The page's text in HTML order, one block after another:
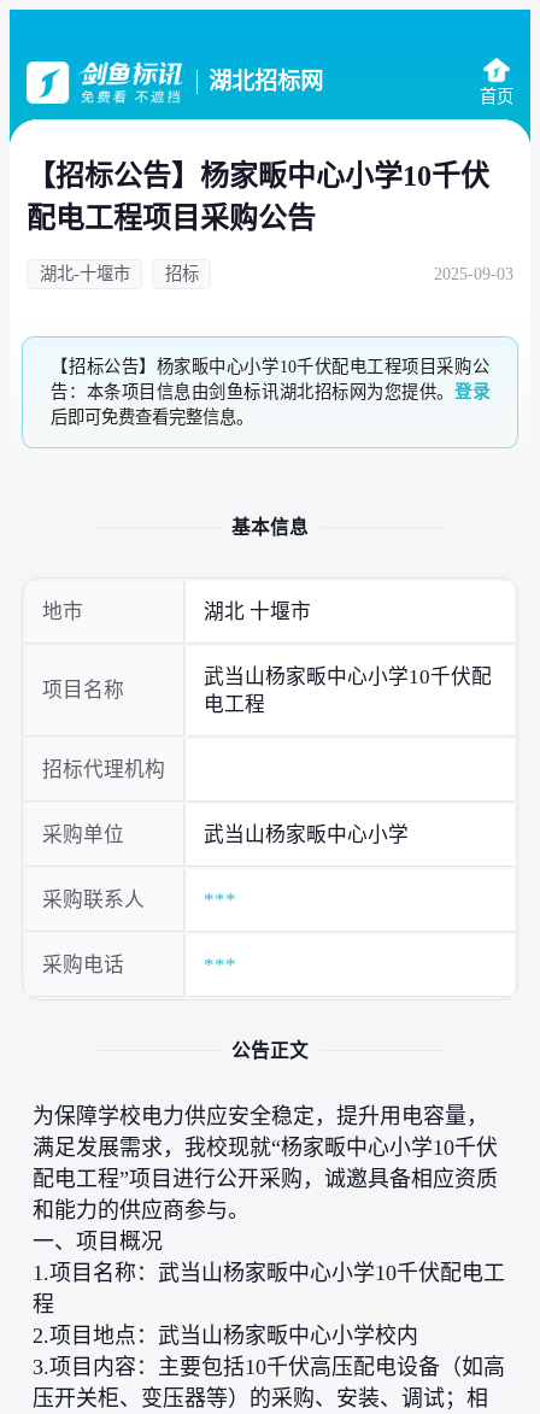
湖北招标网
首页
【招标公告】杨家畈中心小学10千伏
配电工程项目采购公告
湖北-十堰市 招标 2025-09-03
【招标公告】杨家畈中心小学10千伏配电工程项目采购公
告：本条项目信息由剑鱼标讯湖北招标网为您提供。登录
后即可免费查看完整信息。
基本信息
地市 湖北 十堰市
项目名称
武当山杨家畈中心小学10千伏配
电工程
招标代理机构
采购单位 武当山杨家畈中心小学
采购联系人 ***
采购电话 ***
公告正文
为保障学校电力供应安全稳定，提升用电容量，
满足发展需求，我校现就“杨家畈中心小学10千伏
配电工程”项目进行公开采购，诚邀具备相应资质
和能力的供应商参与。
一、项目概况
1.项目名称：武当山杨家畈中心小学10千伏配电工
程
2.项目地点：武当山杨家畈中心小学校内
3.项目内容：主要包括10千伏高压配电设备（如高
压开关柜、变压器等）的采购、安装、调试；相